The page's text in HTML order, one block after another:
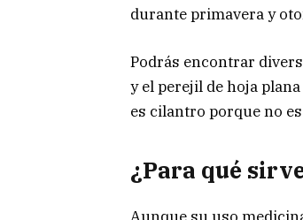
durante primavera y
Podrás encontrar
y el perejil de hoja
es cilantro porque no
¿Para qué